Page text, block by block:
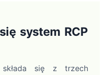
system RCP
składa się z trzech